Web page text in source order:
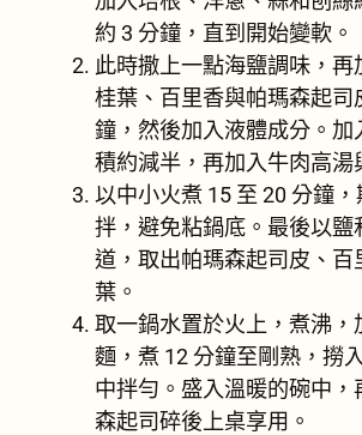
約 3 分鐘，直到開始變軟。
此時撒上一點海鹽調味，再
桂葉、百里香與帕瑪森起司
鐘，然後加入液體成分。加
積約減半，再加入牛肉高湯
以中小火煮 15 至 20 分鐘
拌，避免粘鍋底。最後以鹽
道，取出帕瑪森起司皮、百
葉。
取一鍋水置於火上，煮沸，
麵，煮 12 分鐘至剛熟，撈
中拌勻。盛入溫暖的碗中，
森起司碎後上桌享用。